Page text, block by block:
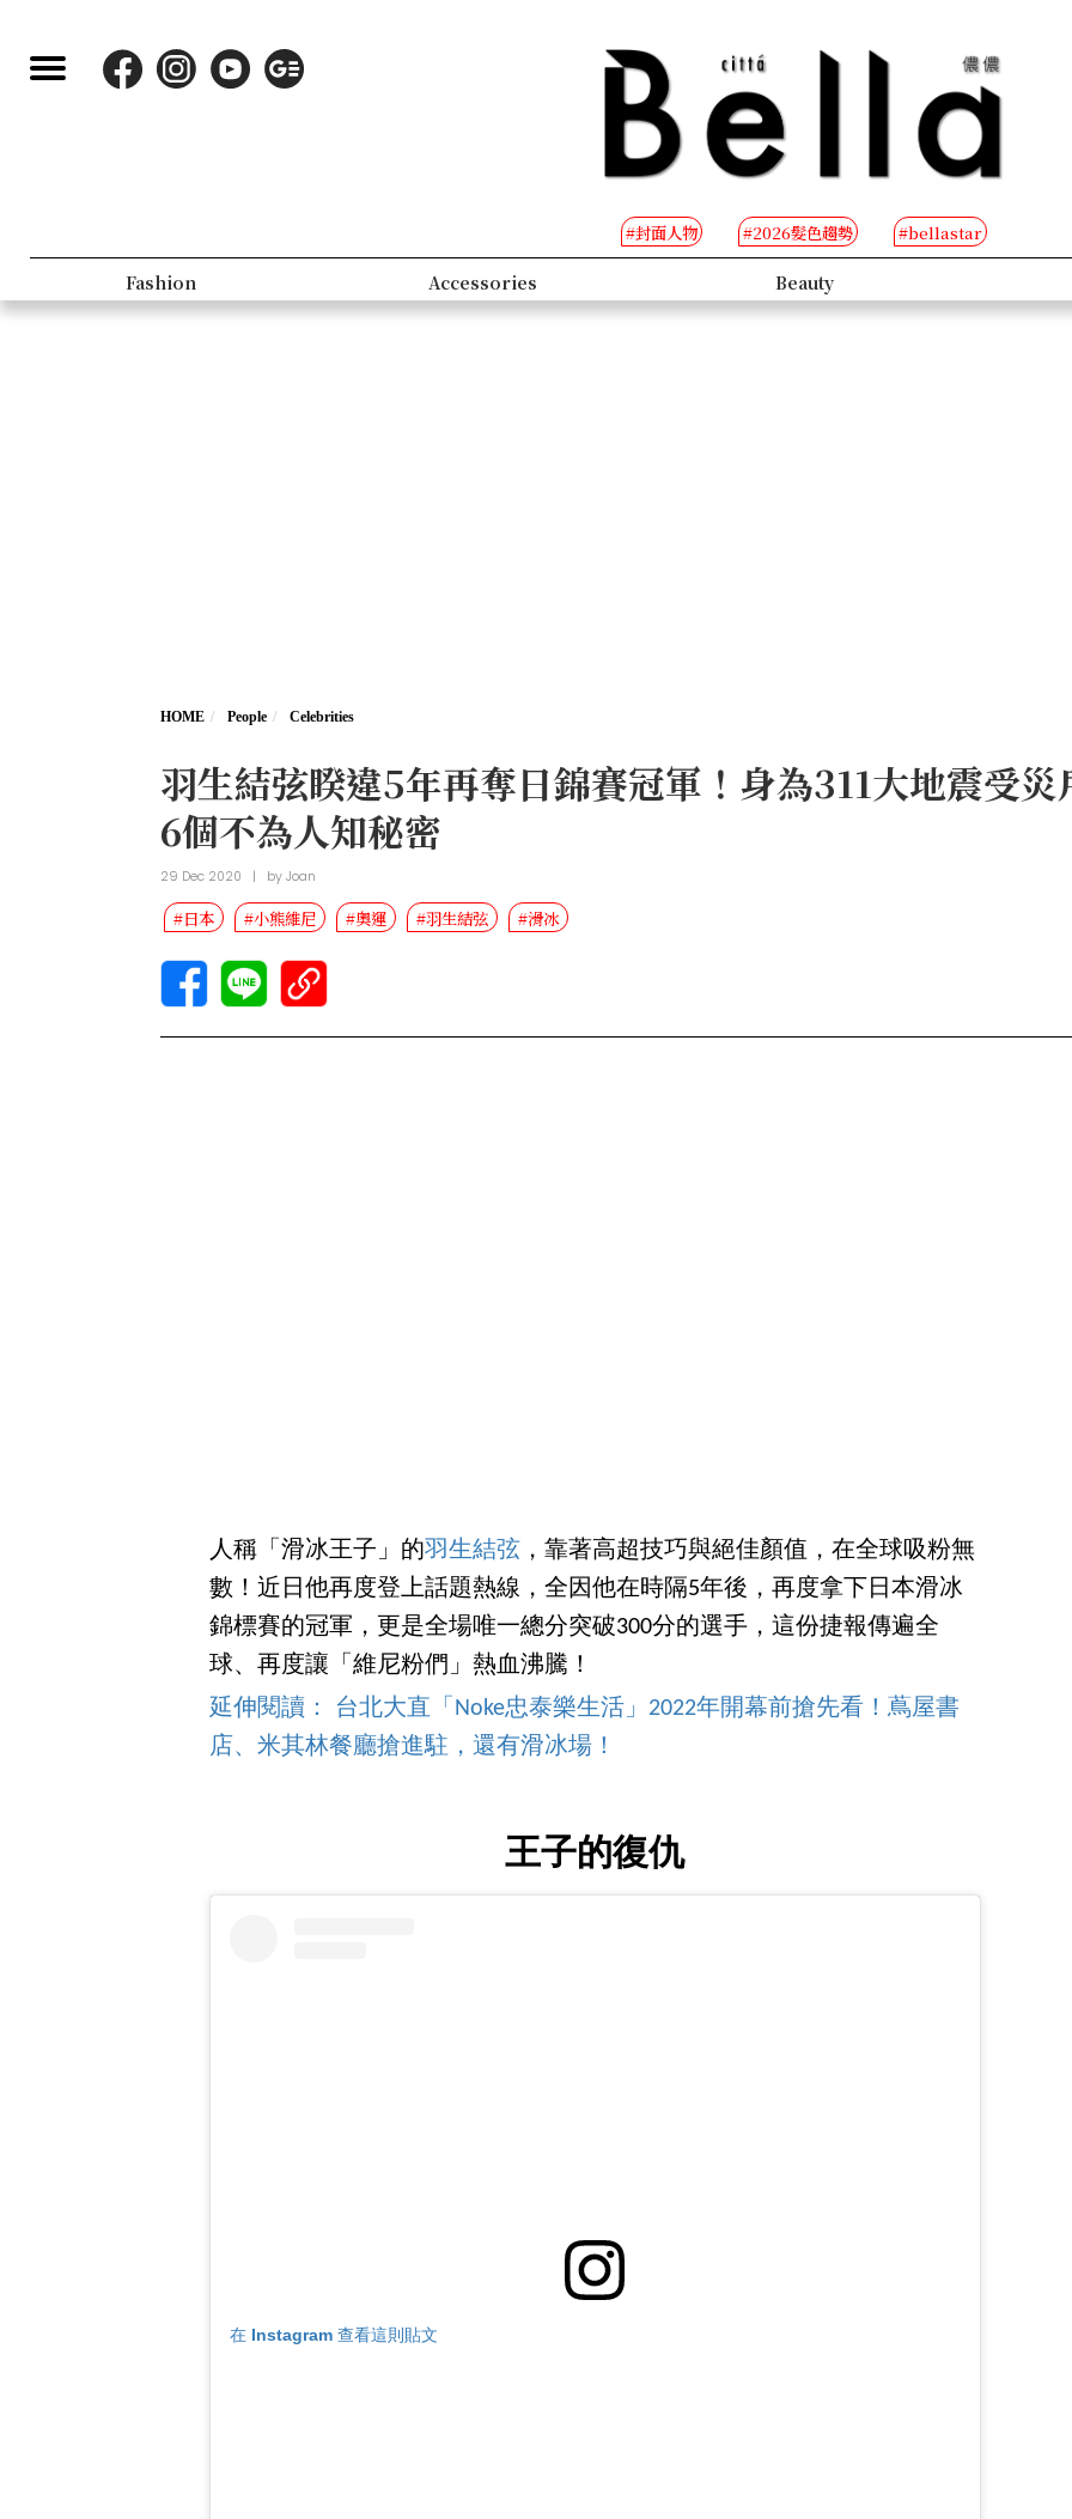
#封面人物 #2026髮色趨勢 #bellastar
Fashion Accessories Beauty
HOME People Celebrities
羽生結弦睽違5年再奪日錦賽冠軍！身為311大地震受
6個不為人知秘密
29 Dec 2020 | byJoan
#日本 #小熊維尼 #奧運 #羽生結弦 #滑冰
人稱「滑冰王子」的羽生結弦 ，靠著高超技巧與絕佳顏值，在全球吸粉無
數！近日他再度登上話題熱線，全因他在時隔5年後，再度拿下日本滑冰
錦標賽的冠軍，更是全場唯一總分突破300分的選手，這份捷報傳遍全
球、再度讓「維尼粉們」熱血沸騰！
延伸閱讀： 台北大直「Noke忠泰樂生活」2022年開幕前搶先看！蔦屋書
店、米其林餐廳搶進駐，還有滑冰場！
王子的復仇
在 Instagram 查看這則貼文